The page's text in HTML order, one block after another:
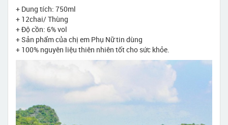
+ Dung tích: 750ml
+ 12chai/ Thùng
+ Độ cồn: 6% vol
+ Sản phẩm của chị em Phụ Nữ tin dùng
+ 100% nguyên liệu thiên nhiên tốt cho sức khỏe.